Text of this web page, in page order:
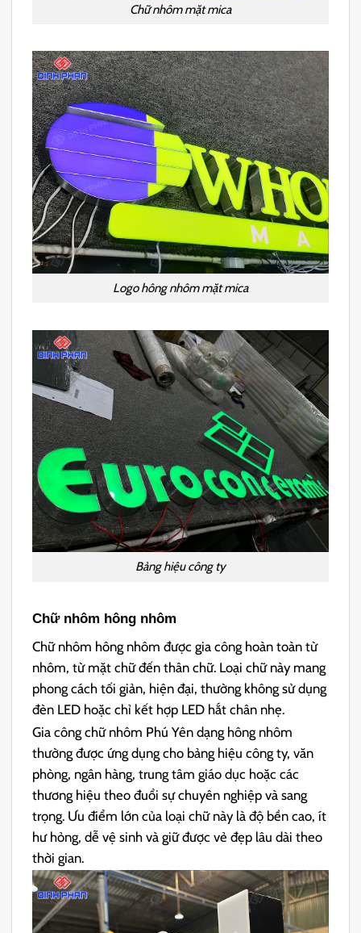
Chữ nhôm mặt mica
Logo hông nhôm mặt mica
Bảng hiệu công ty
Chữ nhôm hông nhôm
Chữ nhôm hông nhôm được gia công hoàn toàn từ
nhôm, từ mặt chữ đến thân chữ. Loại chữ này mang
phong cách tối giản, hiện đại, thường không sử dụng
đèn LED hoặc chỉ kết hợp LED hắt chân nhẹ.
Gia công chữ nhôm Phú Yên dạng hông nhôm
thường được ứng dụng cho bảng hiệu công ty, văn
phòng, ngân hàng, trung tâm giáo dục hoặc các
thương hiệu theo đuổi sự chuyên nghiệp và sang
trọng. Ưu điểm lớn của loại chữ này là độ bền cao, ít
hư hỏng, dễ vệ sinh và giữ được vẻ đẹp lâu dài theo
thời gian.